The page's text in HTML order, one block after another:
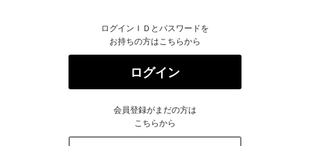
ログインＩＤとパスワードを
お持ちの方はこちらから
ログイン
会員登録がまだの方は
こちらから